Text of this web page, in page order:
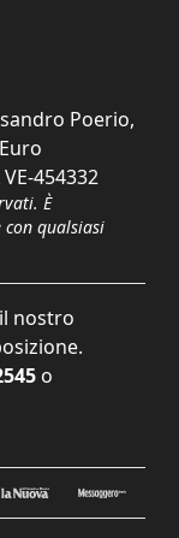
Poerio,
454332
È
qualsiasi
nostro
o